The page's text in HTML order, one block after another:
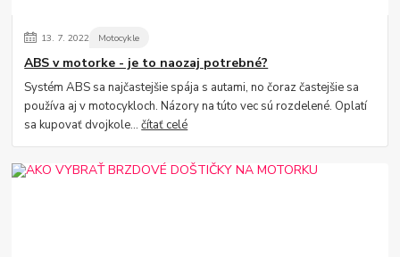
13. 7. 2022 Motocykle
ABS v motorke - je to naozaj potrebné?
Systém ABS sa najčastejšie spája s autami, no čoraz častejšie sa
používa aj v motocykloch. Názory na túto vec sú rozdelené. Oplatí
sa kupovať dvojkole...čítať celé